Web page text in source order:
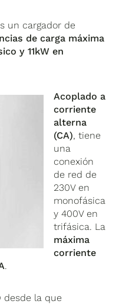
un cargador de
de carga máxima
y 11kW en
Acoplado a
corriente
alterna
(CA), tiene
una
conexión
de red de
230V en
monofásica
y 400V en
trifásica. La
máxima
corriente
.
desde la que